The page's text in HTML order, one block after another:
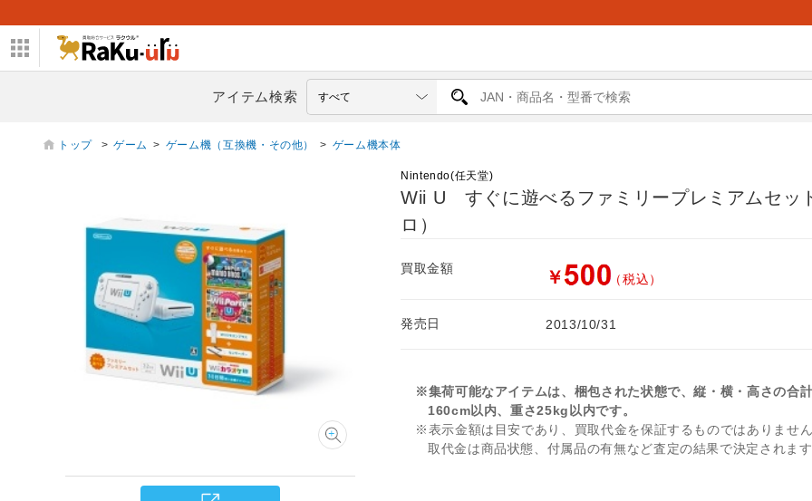
アイテム検索
トップ > ゲーム > ゲーム機（互換機・その他） > ゲーム機本体
Nintendo(任天堂)
Wii U すぐに遊べるファミリープレミアムセッ
ロ）
買取金額 ￥ （税込）
発売日 2013/10/31
※集荷可能なアイテムは、梱包された状態で、縦・横・高さの合
160cm以内、重さ25kg以内です。
※表示金額は目安であり、買取代金を保証するものではありませ
取代金は商品状態、付属品の有無など査定の結果で決定されま